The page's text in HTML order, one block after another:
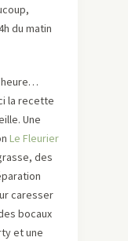
du matin
la recette
Une
Le Fleurier
des
caresser
bocaux
et une